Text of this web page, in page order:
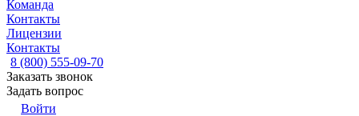
Команда
Контакты
Лицензии
Контакты
8 (800) 555-09-70
Заказать звонок
Задать вопрос
Войти